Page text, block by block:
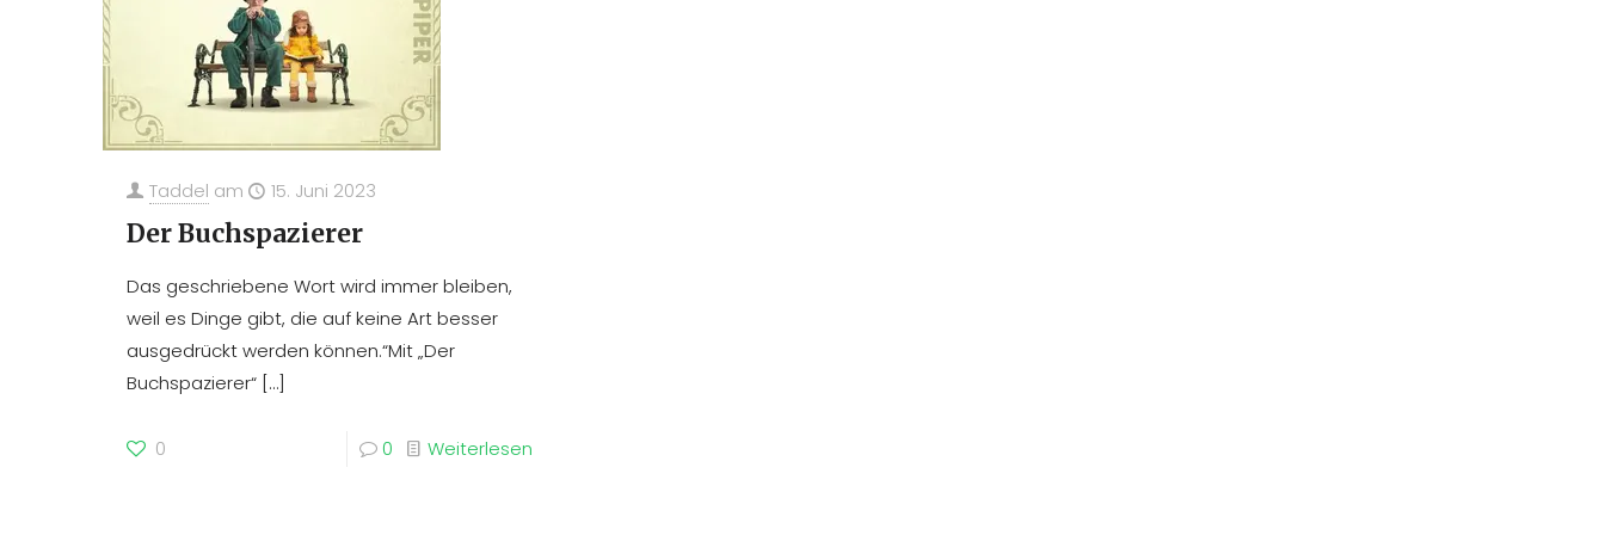
Taddel am 15. Juni 2023
Der Buchspazierer
Das geschriebene Wort wird immer bleiben,
weil es Dinge gibt, die auf keine Art besser
ausgedrückt werden können.“Mit „Der
Buchspazierer“[…]
0 0 Weiterlesen